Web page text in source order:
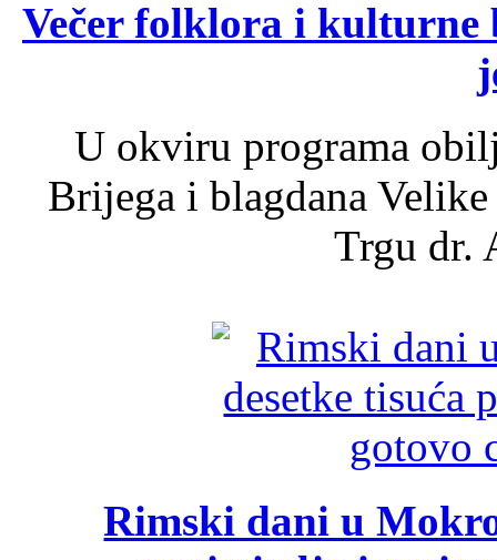
Večer folklora i kulturne
U okviru programa
Brijega i blagdana
Trgu dr.
Rimski dani u